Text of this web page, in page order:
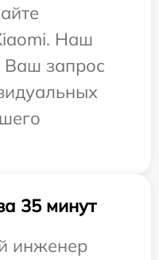
Наш
Ваш запрос
35 минут
инженер